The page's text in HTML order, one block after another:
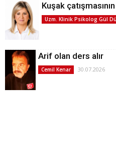
Kuşak
Uzm. Klinik Psikolog Gül
Arif olan ders alır
Cemil Kenar 30.07.2026